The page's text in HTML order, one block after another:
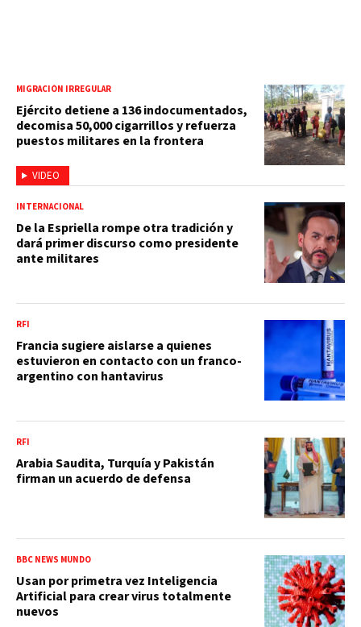
VIDEO
MIGRACIÓN IRREGULAR
Ejército detiene a 136 indocumentados,
decomisa 50,000 cigarrillos y refuerza
puestos militares en la frontera
INTERNACIONAL
De la Espriella rompe otra tradición y
dará primer discurso como presidente
ante militares
RFI
Francia sugiere aislarse a quienes
estuvieron en contacto con un franco-
argentino con hantavirus
RFI
Arabia Saudita, Turquía y Pakistán
firman un acuerdo de defensa
BBC NEWS MUNDO
Usan por primetra vez Inteligencia
Artificial para crear virus totalmente
nuevos